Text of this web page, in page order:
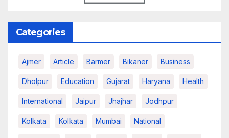
Categories
Ajmer Article Barmer Bikaner Business
Dholpur Education Gujarat Haryana Health
International Jaipur Jhajhar Jodhpur
Kolkata Kolkata Mumbai National